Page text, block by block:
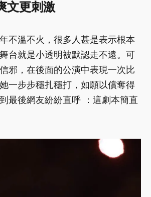
文更刺激
不溫不火，很多人甚是表示根本
台就是小透明被默認走不遠。可
邪，在後面的公演中表現一次比
一步步穩扎穩打，如願以償奪得
最後網友紛紛直呼 ：這劇本簡直